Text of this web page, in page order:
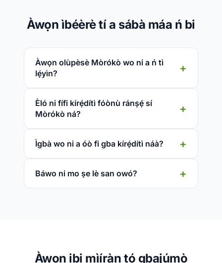
Àwọn ìbéèrè tí a sábà máa ń bi
Àwọn olùpèsè Mòrókò wo ni a ń tì
lẹ́yìn?
Èló ni fífi kírẹ́dítì fóònù ránṣẹ́ sí
Mòrókò ná?
Ìgbà wo ni a óò fi gba kírẹ́dítì náà?
Báwo ni mo ṣe lè san owó?
Àwọn ibi mìíràn tó gbajúmọ̀